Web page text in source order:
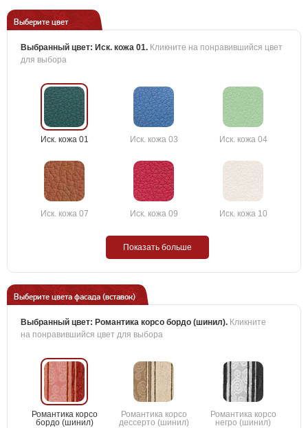
Выберите цвет
Выбранный цвет: Иск. кожа 01. Кликните на понравившийся цвет
для выбора
Иск. кожа 01 Иск. кожа 03 Иск. кожа 04
Иск. кожа 07 Иск. кожа 09 Иск. кожа 10
Показать больше
Выберите цвета фасада (вставок)
Выбранный цвет: Романтика корсо бордо (шинил). Кликните
на понравившийся цвет для выбора
Романтика корсо
бордо (шинил)
Романтика корсо
дессерто (шинил)
Романтика корсо
негро (шинил)